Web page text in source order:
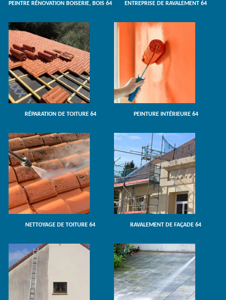
PEINTRE RÉNOVATION BOISERIE, BOIS 64 ENTREPRISE DE RAVALEMENT 64
RÉPARATION DE TOITURE 64 PEINTURE INTÉRIEURE 64
NETTOYAGE DE TOITURE 64 RAVALEMENT DE FAÇADE 64